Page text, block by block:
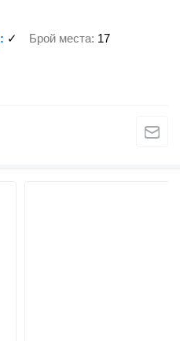
✓ Брой места 17